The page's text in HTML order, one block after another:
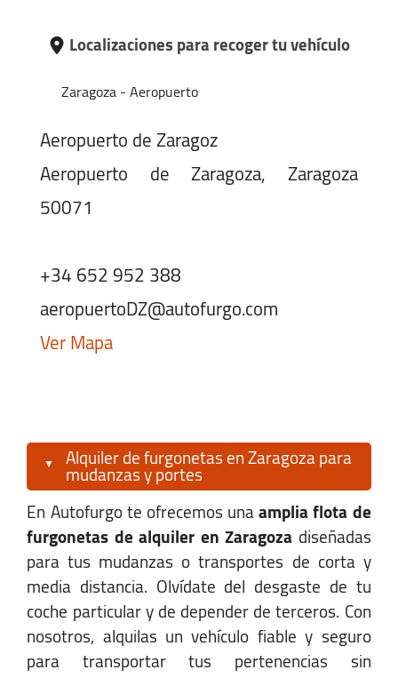
Localizaciones para recoger tu vehículo
Zaragoza - Aeropuerto
Aeropuerto de Zaragoz
Aeropuerto de Zaragoza, Zaragoza
50071
+34 652 952 388
aeropuertoDZ@autofurgo.com
Ver Mapa
Sábado:15:30 - 16:30
Domingo:15:45 - 20:00
Zaragoza - AVE Estación
ESTACION AVE DELICIAS LLEGADAS
"JOSE PEDRO PEREZ LLORCA S/N
Alquiler de furgonetas en Zaragoza para
mudanzas y portes
En Autofurgo te ofrecemos unaamplia flota de
furgonetas de alquiler en Zaragoza diseñadas
para tus mudanzas o transportes de corta y
media distancia. Olvídate del desgaste de tu
coche particular y de depender de terceros. Con
nosotros, alquilas un vehículo fiable y seguro
para transportar tus pertenencias sin